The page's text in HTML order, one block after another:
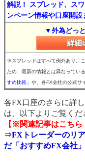
解説！ スプレッド、ス
ンペーン情報や口座開設
▼外為どっ
※スプレッドはすべて例外あり。
ため、最新の情報とは異なってい
すめ比較」 や、各FX会社の公式サ
各FX口座のさらに詳
は、以下よりご覧くだ
【※関連記事はこちら
⇒FXトレーダーのリ
だ「おすすめFX会社